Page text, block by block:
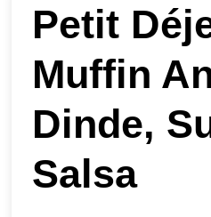
Petit
Muffin
Dinde,
Salsa